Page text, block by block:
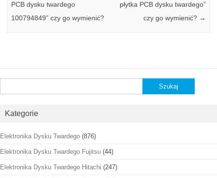
PCB dysku twardego
100794849” czy go wymienić?
płytka PCB dysku twardego”
czy go wymienić? →
Kategorie
Elektronika Dysku Twardego (876)
Elektronika Dysku Twardego Fujitsu (44)
Elektronika Dysku Twardego Hitachi (247)